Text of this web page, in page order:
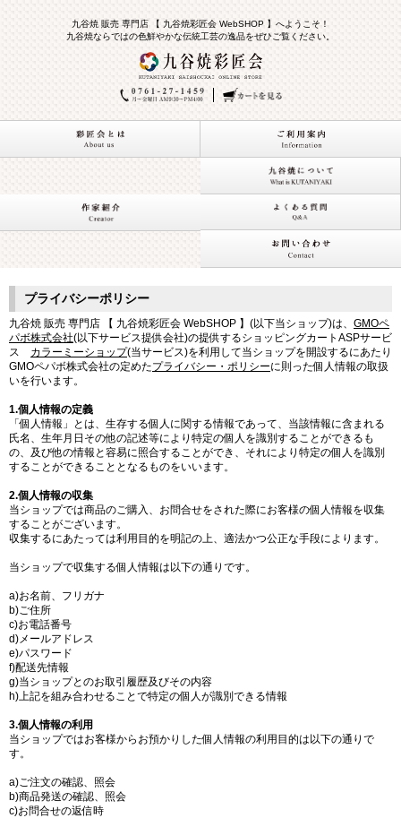
九谷焼 販売 専門店 【 九谷焼彩匠会 WebSHOP 】へようこそ！
九谷焼ならではの色鮮やかな伝統工芸の逸品をぜひご覧ください。
プライバシーポリシー
九谷焼 販売 専門店 【 九谷焼彩匠会 WebSHOP 】(以下当ショップ)は、 GMOペ
パボ株式会社(以下サービス提供会社)の提供するショッピングカートASPサービ
ス カラーミーショップ(当サービス)を利用して当ショップを開設するにあたり
GMOペパボ株式会社の定めたプライバシー・ポリシーに則った個人情報の取扱
いを行います。
1.個人情報の定義
「個人情報」とは、生存する個人に関する情報であって、当該情報に含まれる
氏名、生年月日その他の記述等により特定の個人を識別することができるも
の、及び他の情報と容易に照合することができ、それにより特定の個人を識別
することができることとなるものをいいます。
2.個人情報の収集
当ショップでは商品のご購入、お問合せをされた際にお客様の個人情報を収集
することがございます。
収集するにあたっては利用目的を明記の上、適法かつ公正な手段によります。
当ショップで収集する個人情報は以下の通りです。
a)お名前、フリガナ
b)ご住所
c)お電話番号
d)メールアドレス
e)パスワード
f)配送先情報
g)当ショップとのお取引履歴及びその内容
h)上記を組み合わせることで特定の個人が識別できる情報
3.個人情報の利用
当ショップではお客様からお預かりした個人情報の利用目的は以下の通りで
す。
a)ご注文の確認、照会
b)商品発送の確認、照会
c)お問合せの返信時